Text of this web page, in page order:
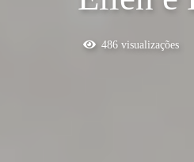
486 visualizações